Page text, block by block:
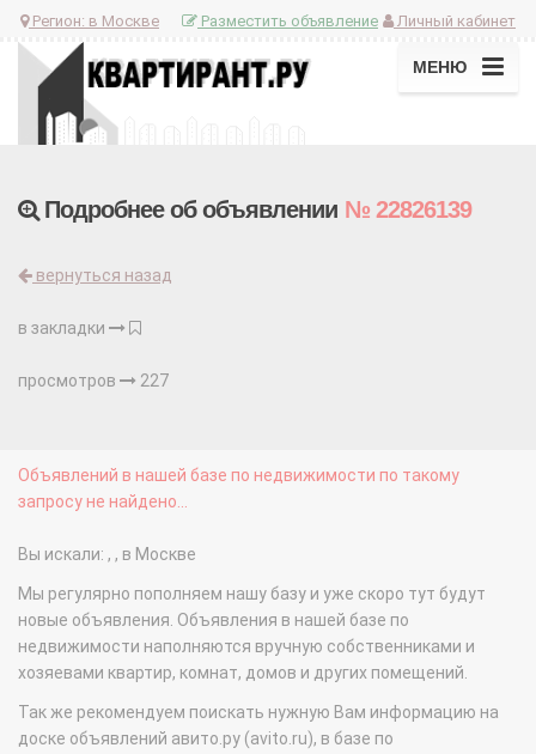
Регион: в Москве Личный кабинет
Разместить объявление
МЕНЮ
Подробнее об объявлении № 22826139
вернуться назад
в закладки
просмотров 227
Объявлений в нашей базе по недвижимости по такому
запросу не найдено...
Вы искали: , , в Москве
Мы регулярно пополняем нашу базу и уже скоро тут будут
новые объявления. Объявления в нашей базе по
недвижимости наполняются вручную собственниками и
хозяевами квартир, комнат, домов и других помещений.
Так же рекомендуем поискать нужную Вам информацию на
доске объявлений авито.ру (avito.ru), в базе по